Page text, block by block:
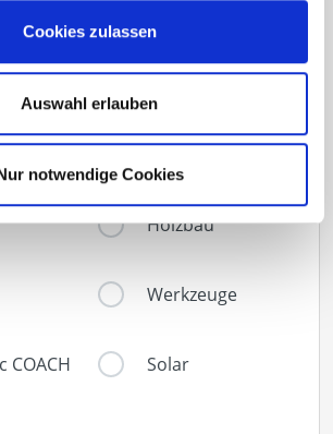
Cookies zulassen
Auswahl erlauben
notwendige Cookies
Themen möchten Sie informiert
möglich)
Holzbau
Werkzeuge
COACH Solar